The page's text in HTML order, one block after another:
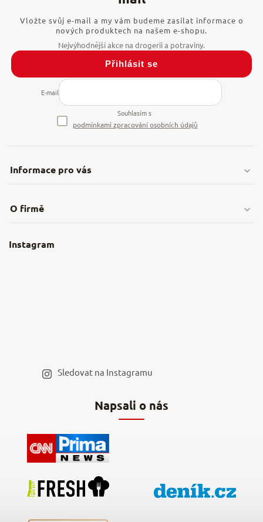
Informace pro vás
Obchodní podmínky
Nejčastější dotazy
Vložte svůj e-mail a my vám budeme zasílat informace o
nových produktech na našem e-shopu.
E-mail
Souhlasím s
podmínkami zpracování osobních údajů
Přihlásit se
Napsali o nás
Instagram
Sledovat na Instagramu
O firmě
Hodnocení obchodu